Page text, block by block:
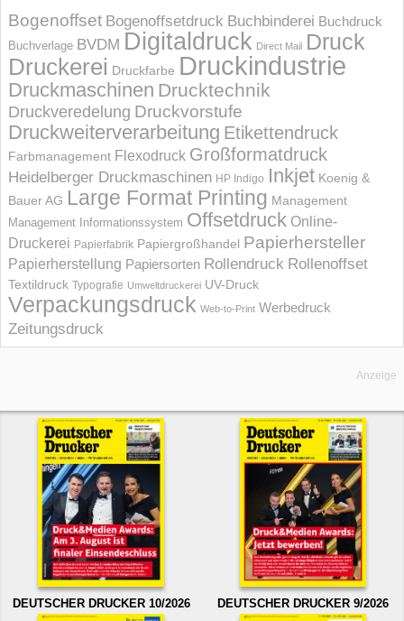
Bogenoffset Bogenoffsetdruck Buchbinderei Buchdruck
Buchverlage BVDM Digitaldruck Direct Mail Druck
Druckerei Druckfarbe Druckindustrie
Druckmaschinen Drucktechnik
Druckveredelung Druckvorstufe
Druckweiterverarbeitung Etikettendruck
Farbmanagement Flexodruck Großformatdruck
Heidelberger Druckmaschinen HP Indigo Inkjet Koenig &
Bauer AG Large Format Printing Management
Management Informations­system Offsetdruck Online-
Druckerei Papierfabrik Papiergroßhandel Papierhersteller
Papierherstellung Papiersorten Rollendruck Rollenoffset
Textildruck Typografie Umweltdruckerei UV-Druck
Verpackungsdruck Web-to-Print Werbedruck
Zeitungsdruck
Anzeige
DEUTSCHER DRUCKER 10/2026 DEUTSCHER DRUCKER 9/2026